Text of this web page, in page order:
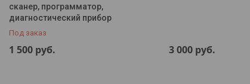
Контакты
Частые вопросы
сканер, программатор,
диагностический прибор
Под заказ
1 500 руб. 3 000 руб.